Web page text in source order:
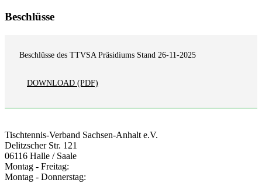
Beschlüsse
Beschlüsse des TTVSA Präsidiums Stand 26-11-2025
DOWNLOAD (PDF)
Tischtennis-Verband Sachsen-Anhalt e.V.
Delitzscher Str. 121
06116 Halle / Saale
Montag - Freitag:
Montag - Donnerstag: